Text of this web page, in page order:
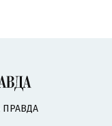
ПРАВДА